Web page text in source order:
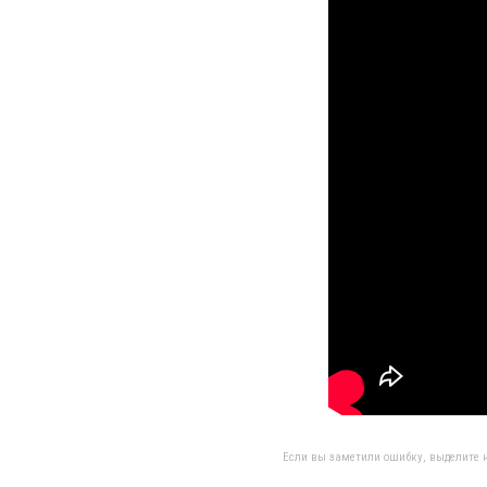
Если вы заметили ошибку, выделите